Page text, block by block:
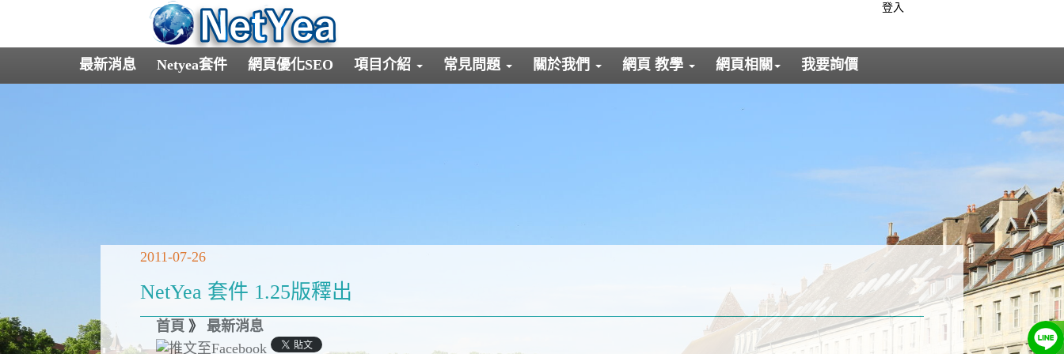
登入
最新消息 Netyea套件 網頁優化SEO 項目介紹 常見問題 關於我們 網頁 教學 網頁相關 我要詢價
2011-07-26
NetYea 套件 1.25版釋出
首頁 》 最新消息